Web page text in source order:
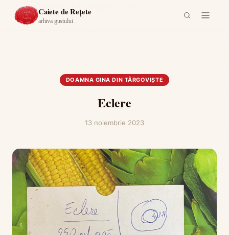
Caiete de Rețete
arhiva gustului
Acasă ›
DOAMNA GINA DIN TÂRGOVIȘTE
Eclere
13 noiembrie 2023